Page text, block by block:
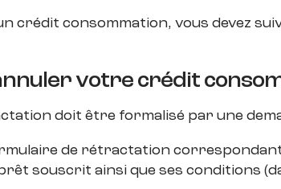
crédit consommation, vous devez
votre crédit
doit être formalisé par une
de rétractation
souscrit ainsi que ses conditions